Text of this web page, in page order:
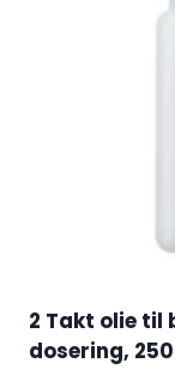
2 Takt olie til
dosering,